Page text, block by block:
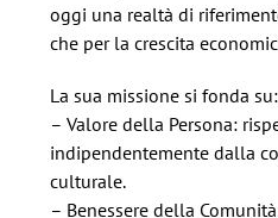
oggi una realtà di
che per la crescita
La sua missione si fonda su:
– Valore della Persona:
indipendentemente dalla
culturale.
– Benessere della